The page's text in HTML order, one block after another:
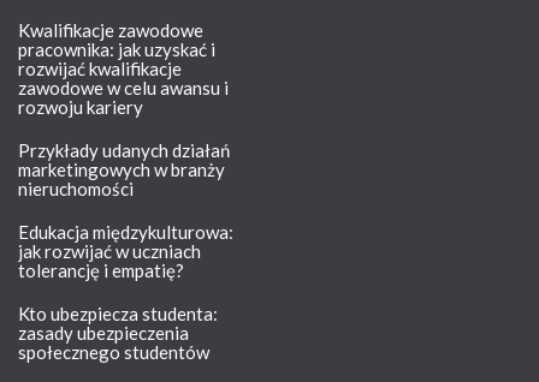
Kwalifikacje zawodowe
pracownika: jak uzyskać i
rozwijać kwalifikacje
zawodowe w celu awansu i
rozwoju kariery
Przykłady udanych działań
marketingowych w branży
nieruchomości
Edukacja międzykulturowa:
jak rozwijać w uczniach
tolerancję i empatię?
Kto ubezpiecza studenta:
zasady ubezpieczenia
społecznego studentów